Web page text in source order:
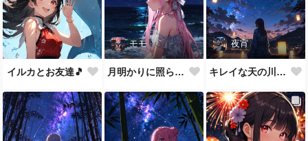
イルカとお友達🎵
モモ
月明かりに照らされて🎵
夜宵
キレイな天の川が一面に…